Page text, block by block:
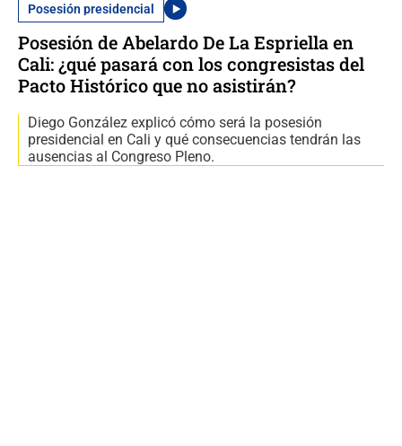
Posesión presidencial
Posesión de Abelardo De La Espriella en
Cali: ¿qué pasará con los congresistas del
Pacto Histórico que no asistirán?
Diego González explicó cómo será la posesión
presidencial en Cali y qué consecuencias tendrán las
ausencias al Congreso Pleno.